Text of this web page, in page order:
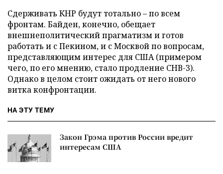
Сдерживать КНР будут тотально – по всем
фронтам. Байден, конечно, обещает
внешнеполитический прагматизм и готов
работать и с Пекином, и с Москвой по вопросам,
представляющим интерес для США (примером
чего, по его мнению, стало продление СНВ-3).
Однако в целом стоит ожидать от него нового
витка конфронтации.
НА ЭТУ ТЕМУ
Закон Грэма против России вредит
интересам США